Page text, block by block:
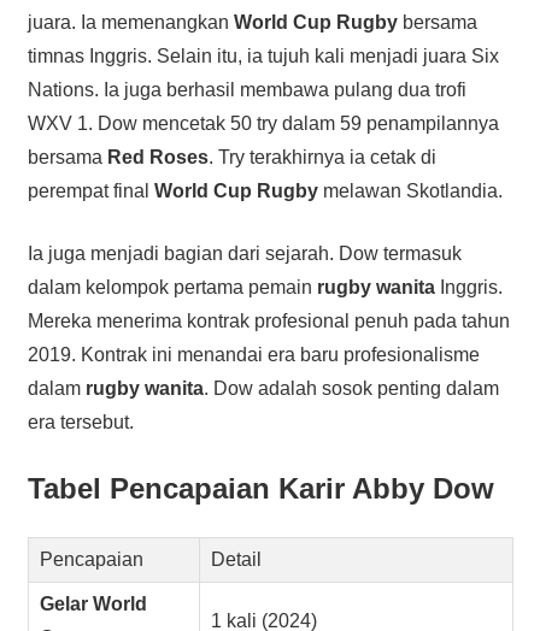
juara. Ia memenangkan World Cup Rugbybersama
timnas Inggris. Selain itu, ia tujuh kali menjadi juara Six
Nations. Ia juga berhasil membawa pulang dua trofi
WXV 1. Dow mencetak 50 try dalam 59 penampilannya
bersama Red Roses. Try terakhirnya ia cetak di
perempat final World Cup Rugbymelawan Skotlandia.
Ia juga menjadi bagian dari sejarah. Dow termasuk
dalam kelompok pertama pemain rugby wanitaInggris.
Mereka menerima kontrak profesional penuh pada tahun
2019. Kontrak ini menandai era baru profesionalisme
dalam rugby wanita. Dow adalah sosok penting dalam
era tersebut.
Tabel Pencapaian Karir Abby Dow
Pencapaian Detail
Gelar World
1 kali (2024)